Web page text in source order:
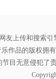
友上传和搜索
乐作品的版权拥
节目无意侵犯了